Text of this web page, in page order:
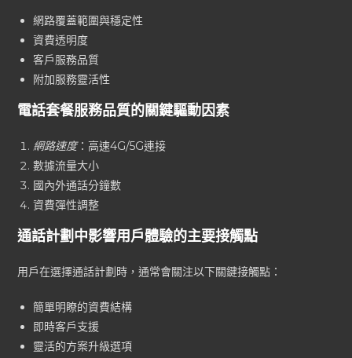
網路覆蓋範圍與穩定性
資費透明度
客戶服務品質
附加服務靈活性
電話套餐服務品質的關鍵驅動因素
網路速度：高速4G/5G連接
數據流量大小
國內外通話分鐘數
資費彈性調整
通話計劃中影響用戶體驗的主要接觸點
用戶在選擇通話計劃時，通常會關注以下關鍵接觸點：
簡單明瞭的資費結構
即時客戶支援
靈活的方案升級選項